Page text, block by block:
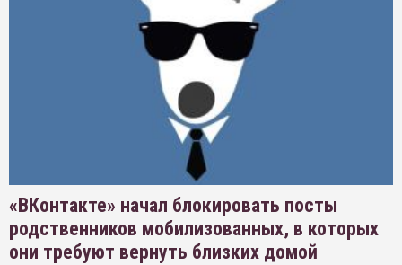
«ВКонтакте» начал блокировать посты
родственников мобилизованных, в которых
они требуют вернуть близких домой